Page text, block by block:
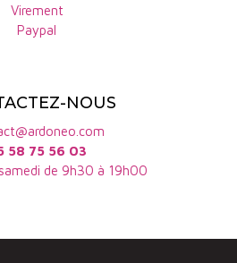
Virement
Paypal
NOUS
58 75 56 03
de 9h30 à 19h00